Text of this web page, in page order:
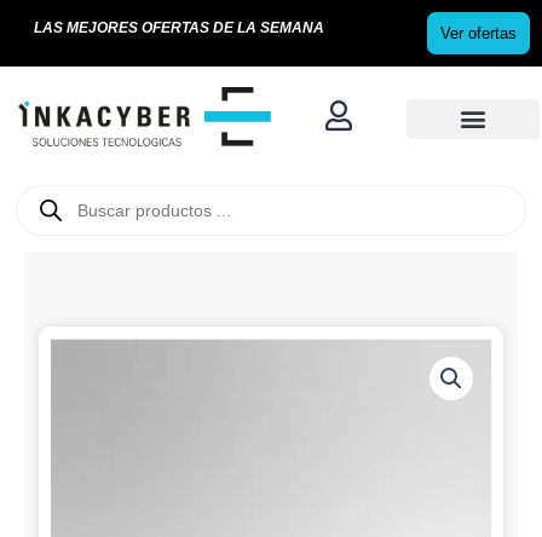
contenido
LAS MEJORES OFERTAS DE LA SEMANA Ver ofertas
s
e